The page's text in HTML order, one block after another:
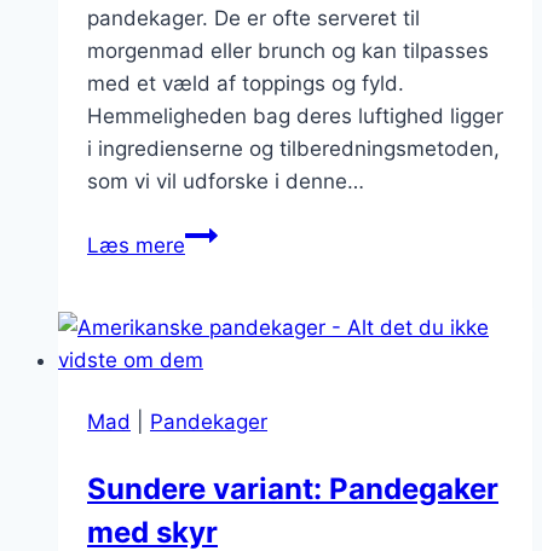
pandekager. De er ofte serveret til
morgenmad eller brunch og kan tilpasses
med et væld af toppings og fyld.
Hemmeligheden bag deres luftighed ligger
i ingredienserne og tilberedningsmetoden,
som vi vil udforske i denne…
Læs mereHemmeligheden
luftige
amerikanske
Mad
Pandekager
Sundere variant: Pandegaker
med skyr